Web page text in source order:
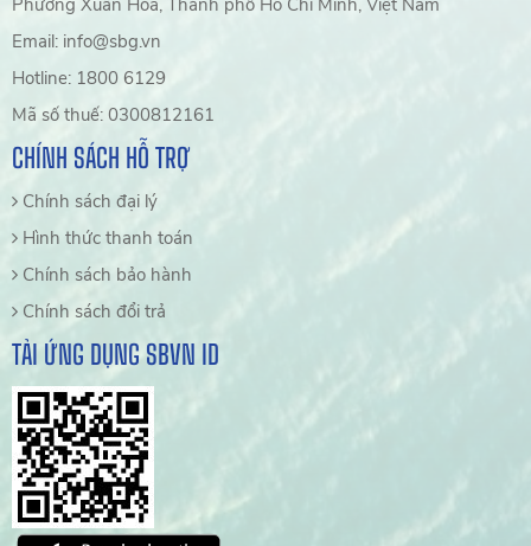
Email: info@sbg.vn
Hotline: 1800 6129
Mã số thuế: 0300812161
CHÍNH SÁCH HỖ TRỢ
Chính sách đại lý
Hình thức thanh toán
Chính sách bảo hành
Chính sách đổi trả
TẢI ỨNG DỤNG SBVN ID